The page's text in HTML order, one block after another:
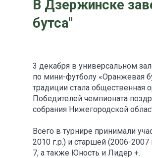
В Дзержинске
бутса"
3 декабря в универсальном
по мини-футболу «Оранжевая
традиции стала
Победителей чемпионата
собрания Нижегородской
Всего в турнире принимали
2010 г.р.) и старшей (2006-
7, а также Юность и Лидер +.